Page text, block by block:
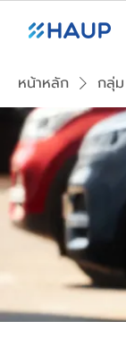
หน้าหลัก กลุ่ม